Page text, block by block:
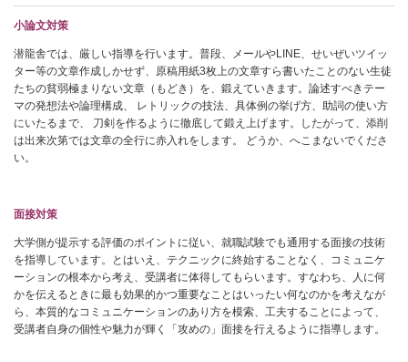
小論文対策
潜龍舎では、厳しい指導を行います。普段、メールやLINE、せいぜいツイッ
ター等の文章作成しかせず、原稿用紙3枚上の文章すら書いたことのない生徒
たちの貧弱極まりない文章（もどき）を、鍛えていきます。論述すべきテー
マの発想法や論理構成、 レトリックの技法、具体例の挙げ方、助詞の使い方
にいたるまで、 刀剣を作るように徹底して鍛え上げます。したがって、添削
は出来次第では文章の全行に赤入れをします。 どうか、へこまないでくださ
い。
面接対策
大学側が提示する評価のポイントに従い、就職試験でも通用する面接の技術
を指導しています。とはいえ、テクニックに終始することなく、コミュニケ
ーションの根本から考え、受講者に体得してもらいます。すなわち、人に何
かを伝えるときに最も効果的かつ重要なことはいったい何なのかを考えなが
ら、本質的なコミュニケーションのあり方を模索、工夫することによって、
受講者自身の個性や魅力が輝く「攻めの」面接を行えるように指導します。